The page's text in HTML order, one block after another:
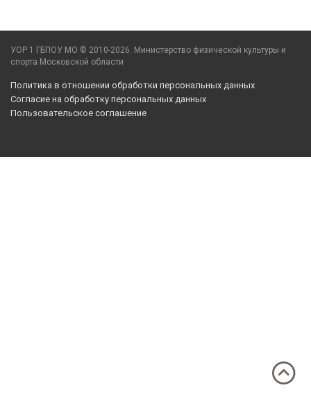
УОР 1 ГБПОУ МО © 2010-2026. Министерство физической культуры и
спорта Московской области
Политика в отношении обработки персональных данных
Согласие на обработку персональных данных
Пользовательское соглашение